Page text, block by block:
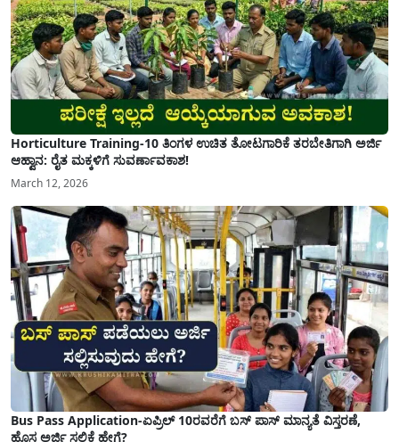
Horticulture Training-10 ತಿಂಗಳ ಉಚಿತ ತೋಟಗಾರಿಕೆ ತರಬೇತಿಗಾಗಿ ಅರ್ಜಿ
ಆಹ್ವಾನ: ರೈತ ಮಕ್ಕಳಿಗೆ ಸುವರ್ಣಾವಕಾಶ!
March 12, 2026
Bus Pass Application-ಏಪ್ರಿಲ್ 10ರವರೆಗೆ ಬಸ್ ಪಾಸ್ ಮಾನ್ಯತೆ ವಿಸ್ತರಣೆ,
ಹೊಸ ಅರ್ಜಿ ಸಲ್ಲಿಕೆ ಹೇಗೆ?